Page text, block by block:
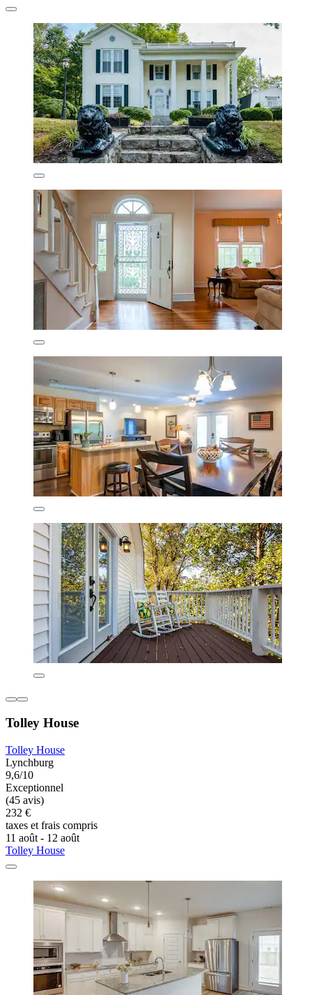
Tolley House
Tolley House
Lynchburg
9,6/10
Exceptionnel
(45 avis)
232 €
taxes et frais compris
11 août - 12 août
Tolley House